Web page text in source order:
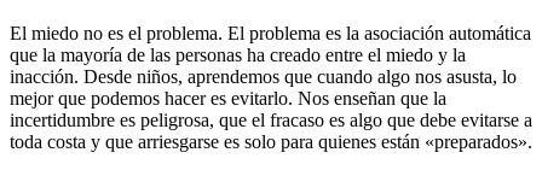
El miedo no es el problema. El problema es la asociación automática
que la mayoría de las personas ha creado entre el miedo y la
inacción. Desde niños, aprendemos que cuando algo nos asusta, lo
mejor que podemos hacer es evitarlo. Nos enseñan que la
incertidumbre es peligrosa, que el fracaso es algo que debe evitarse a
toda costa y que arriesgarse es solo para quienes están «preparados».